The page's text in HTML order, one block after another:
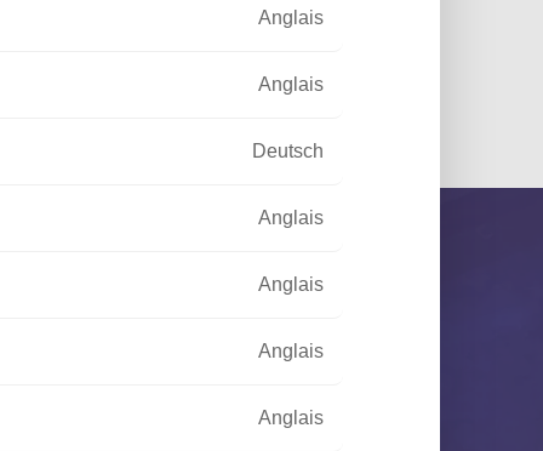
Anglais
Anglais
Deutsch
Anglais
Anglais
Anglais
Anglais